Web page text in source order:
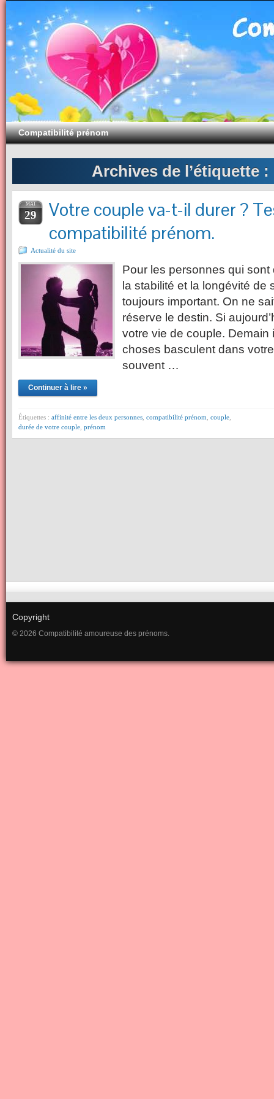
Compatibilité prénom
Archives de l’étiquette :
MAI
29
Votre couple va-t-il durer ?
compatibilité prénom.
Actualité du site
Pour les personnes qui
la stabilité et la longévité de
toujours important. On ne
réserve le destin. Si
votre vie de couple.
choses basculent dans
souvent …
Continuer à lire »
Étiquettes : affinité entre les deux personnes compatibilité prénom couple
durée de votre couple prénom
Copyright
© 2026 Compatibilité amoureuse des prénoms.